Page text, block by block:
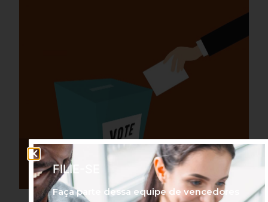
FILIE-SE
Faça parte dessa equipe de vencedores